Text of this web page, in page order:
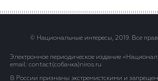
© Национальные интересы, 2019. Все
Электронное периодическое издание
email: contact(сoбaчка)niros.ru
В России признаны экстремистскими и